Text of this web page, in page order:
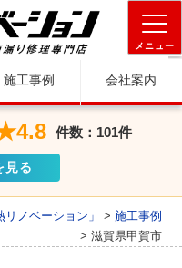
メニュー
施工事例 会社案内
件数：101件
見る
ノベーション」 > 施工事例
> 滋賀県甲賀市